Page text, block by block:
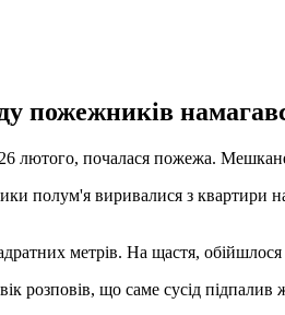
пожежників
лютого, почалася пожежа.
полум'я виривалися з
метрів. На щастя,
розповів, що саме сусід підпалив